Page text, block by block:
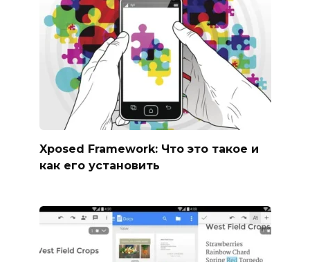
Xposed Framework: Что это такое и
как его установить